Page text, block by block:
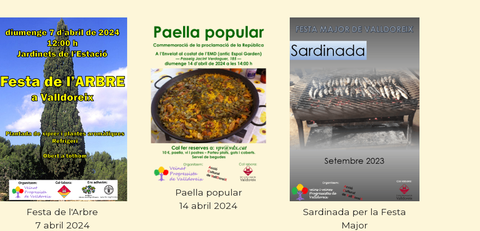
Festa de l'Arbre
7 abril 2024
Paella popular
14 abril 2024
Sardinada per la Festa
Major